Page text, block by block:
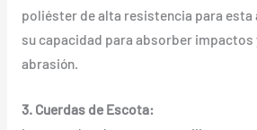
poliéster de alta resistencia para esta
su capacidad para absorber impactos
abrasión.
3. Cuerdas de Escota: